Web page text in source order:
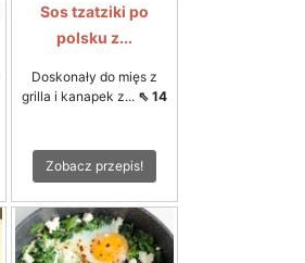
Sos tzatziki po
polsku z...
Doskonały do mięs z
grilla i kanapek z... ⇖ 14
Zobacz przepis!